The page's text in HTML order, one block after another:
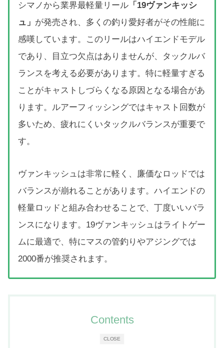
シマノから業界最軽量リール 「19ヴァンキッシ
ュ」 が発売され、多くの釣り愛好者がその性能に
感嘆しています。このリールはハイエンドモデル
であり、目立つ欠点はありませんが、タックルバ
ランスを考える必要があります。特に軽量すぎる
ことがキャストしづらくなる原因となる場合があ
ります。ルアーフィッシングではキャスト回数が
多いため、疲れにくいタックルバランスが重要で
す。
ヴァンキッシュは非常に軽く、廉価なロッドでは
バランスが崩れることがあります。ハイエンドの
軽量ロッドと組み合わせることで、丁度いいバラ
ンスになります。19ヴァンキッシュはライトゲー
ムに最適で、特にマスの管釣りやアジングでは
2000番が推奨されます。
CLOSE
Contents